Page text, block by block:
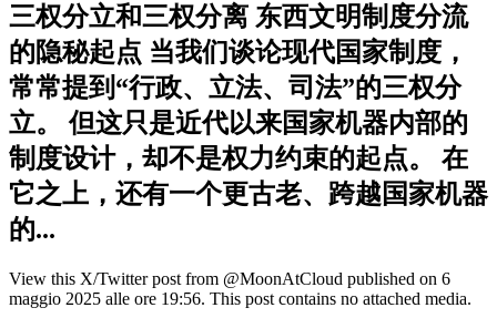
三权分立和三权分离 东西文明制度分流
的隐秘起点 当我们谈论现代国家制度，
常常提到“行政、立法、司法”的三权分
立。 但这只是近代以来国家机器内部的
制度设计，却不是权力约束的起点。 在
它之上，还有一个更古老、跨越国家机器
的...
View this X/Twitter post from @MoonAtCloud published on 6
maggio 2025 alle ore 19:56. This post contains no attached media.